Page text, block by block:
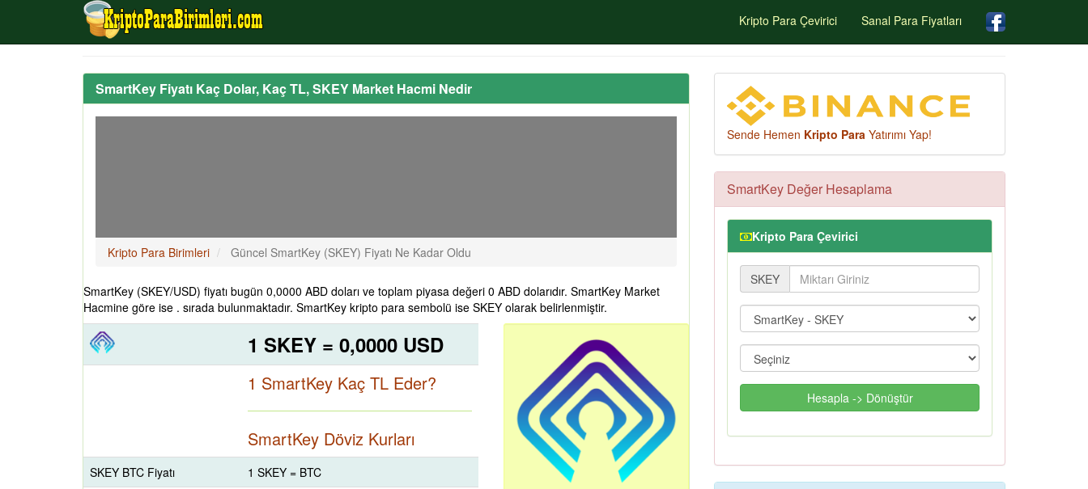
Kripto Para Çevirici Sanal Para Fiyatları
SmartKey Fiyatı Kaç Dolar, Kaç TL, SKEY Market Hacmi Nedir
Kripto Para Birimleri Güncel SmartKey (SKEY) Fiyatı Ne Kadar Oldu
SmartKey (SKEY/USD) fiyatı bugün 0,0000 ABD doları ve toplam piyasa değeri 0 ABD dolarıdır. SmartKey Market
Hacmine göre ise . sırada bulunmaktadır. SmartKey kripto para sembolü ise SKEY olarak belirlenmiştir.
1 SKEY = 0,0000 USD
1 SmartKey Kaç TL Eder?
SmartKey Döviz Kurları
SKEY BTC Fiyatı
1 SKEY = BTC
Sende Hemen Kripto Para Yatırımı Yap!
SmartKey Değer Hesaplama
Kripto Para Çevirici
SKEY
Hesapla -> Dönüştür